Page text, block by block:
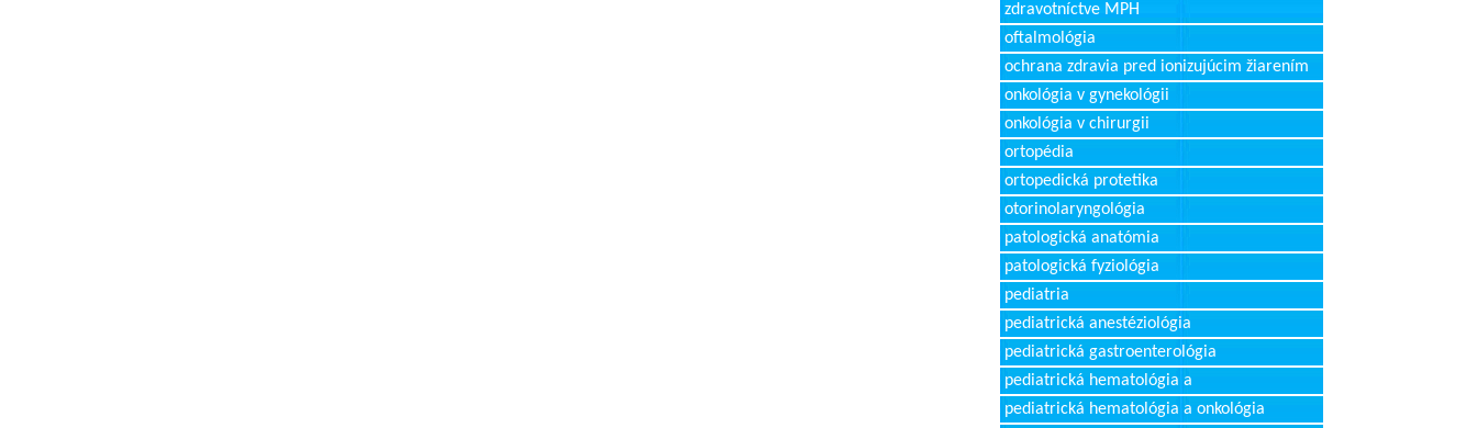
zdravotníctve MPH
oftalmológia
ochrana zdravia pred ionizujúcim žiarením
onkológia v gynekológii
onkológia v chirurgii
ortopédia
ortopedická protetika
otorinolaryngológia
patologická anatómia
patologická fyziológia
pediatria
pediatrická anestéziológia
pediatrická gastroenterológia
pediatrická hematológia a
pediatrická hematológia a onkológia